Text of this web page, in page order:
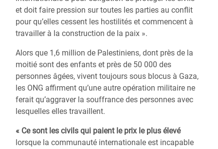
et doit faire pression sur toutes les parties au conflit
pour qu’elles cessent les hostilités et commencent à
travailler à la construction de la paix ».
Alors que 1,6 million de Palestiniens, dont près de la
moitié sont des enfants et près de 50 000 des
personnes âgées, vivent toujours sous blocus à Gaza,
les ONG affirment qu’une autre opération militaire ne
ferait qu’aggraver la souffrance des personnes avec
lesquelles elles travaillent.
« Ce sont les civils qui paient le prix le plus élevé
lorsque la communauté internationale est incapable